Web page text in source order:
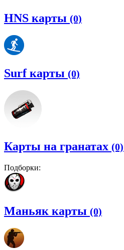
HNS карты (0)
Surf карты (0)
Карты на гранатах (0)
Подборки:
Маньяк карты (0)